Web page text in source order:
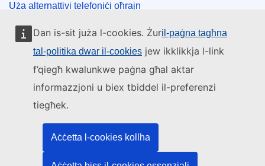
Dan is-sit juża l-cookies. Żuril-paġna tagħna
tal-politika dwar il-cookies jew ikklikkja l-link
f’qiegħ kwalunkwe paġna għal aktar
informazzjoni u biex tbiddel il-preferenzi
tiegħek.
Aċċetta l-cookies kollha
Uża alternattivi telefoniċi oħrajn
Iktbilna permezz tal-formola ta’ kuntatt tagħna
Iltaqa’ magħna f’wieħed miċ-ċentri tal-UE
Media soċjali
Fittex mezzi tal-media soċjali tal-UE
L-istituzzjonijiet u l-korpi tal-UE